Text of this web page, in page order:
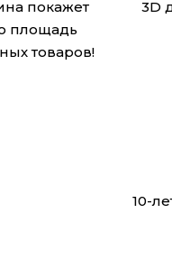
покажет
площадь
товаров!
3D
10-